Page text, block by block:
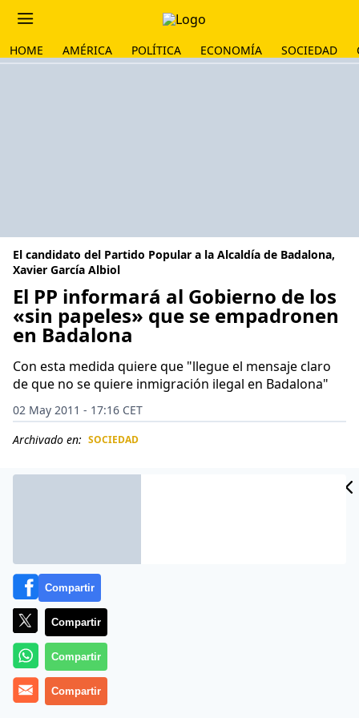
HOME AMÉRICA POLÍTICA ECONOMÍA SOCIEDAD
El candidato del Partido Popular a la Alcaldía de Badalona,
Xavier García Albiol
El PP informará al Gobierno de los
«sin papeles» que se empadronen
en Badalona
Con esta medida quiere que "llegue el mensaje claro
de que no se quiere inmigración ilegal en Badalona"
02 May 2011 - 17:16 CET
Archivado en: SOCIEDAD
El candidato del PP a la Alcaldía de Badalona, Xavier
Compartir
Compartir
Compartir
Compartir